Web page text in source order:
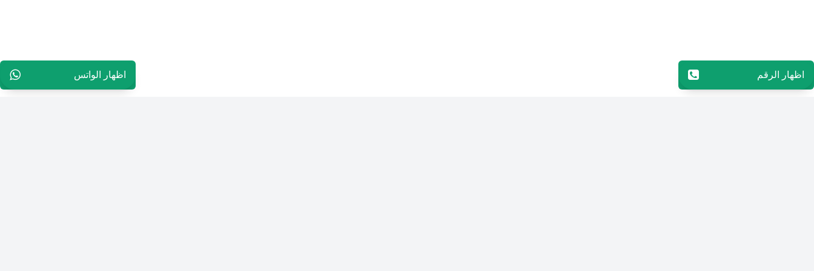
اظهار الرقم96551027703 اظهار الواتس96551027703